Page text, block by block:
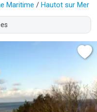
Maritime / Hautot sur Mer